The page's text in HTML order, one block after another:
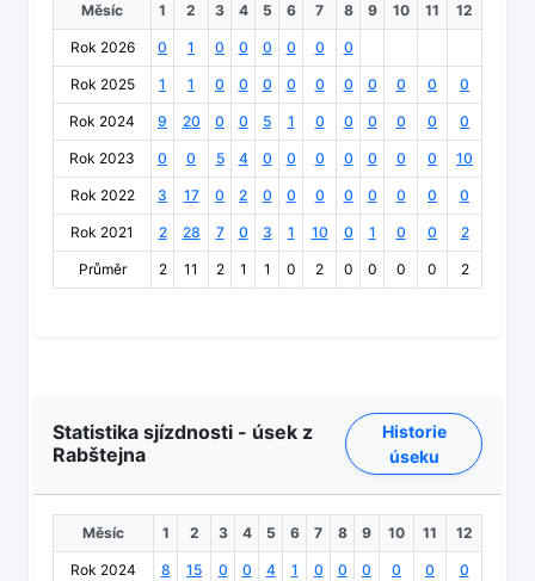
Měsíc 1 2 3 4 5 6 7 8 9 10 11 12
Rok 2026 0 1 0 0 0 0 0 0
Rok 2025 1 1 0 0 0 0 0 0 0 0 0 0
Rok 2024 9 20 0 0 5 1 0 0 0 0 0 0
Rok 2023 0 0 5 4 0 0 0 0 0 0 0 10
Rok 2022 3 17 0 2 0 0 0 0 0 0 0 0
Rok 2021 2 28 7 0 3 1 10 0 1 0 0 2
Průměr 2 11 2 1 1 0 2 0 0 0 0 2
Statistika sjízdnosti - úsek z
Rabštejna
Historie
úseku
Měsíc 1 2 3 4 5 6 7 8 9 10 11 12
Rok 2024 8 15 0 0 4 1 0 0 0 0 0 0